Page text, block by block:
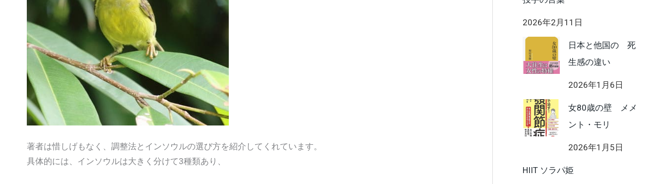
著者は惜しげもなく、調整法とインソウルの選び方を紹介してくれています。
具体的には、インソウルは大きく分けて3種類あり、
2026年2月11日
日本と他国の 死
生感の違い
2026年1月6日
女80歳の壁 メメ
ント・モリ
2026年1月5日
HIIT ソラパ姫